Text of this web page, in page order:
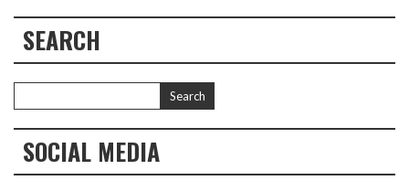
SEARCH
SOCIAL MEDIA